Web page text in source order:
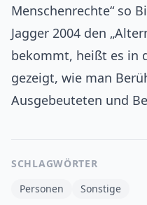
Menschenrechte“ so
Jagger 2004 den
bekommt, heißt es in
gezeigt, wie man
Ausgebeuteten und
SCHLAGWÖRTER
Personen
Sonstige